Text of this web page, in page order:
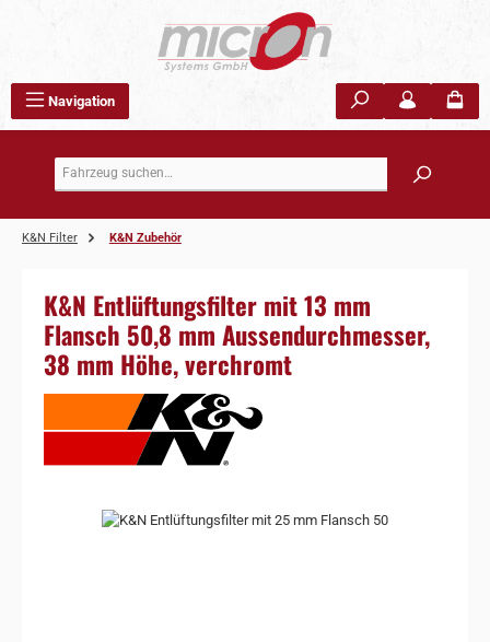
Navigation
K&N Filter K&N Zubehör
K&N Entlüftungsfilter mit 13 mm
Flansch 50,8 mm Aussendurchmesser,
38 mm Höhe, verchromt
Bildergalerie überspringen